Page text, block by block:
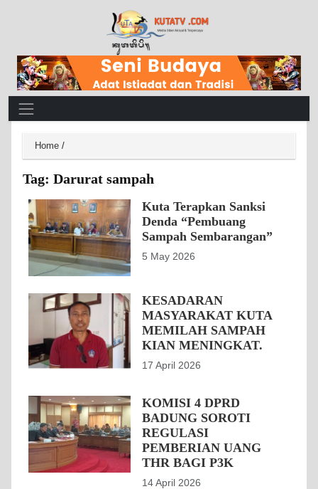
Main Navigation
Home /
Tag: Darurat sampah
Kuta Terapkan Sanksi
Denda “Pembuang
Sampah Sembarangan”
5 May 2026
KESADARAN
MASYARAKAT KUTA
MEMILAH SAMPAH
KIAN MENINGKAT.
17 April 2026
KOMISI 4 DPRD
BADUNG SOROTI
REGULASI
PEMBERIAN UANG
THR BAGI P3K
14 April 2026